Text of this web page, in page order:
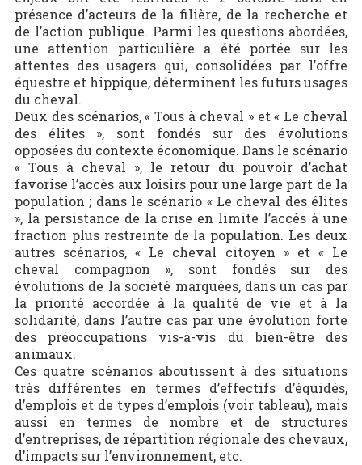
présence d’acteurs de la filière, de la recherche et
de l’action publique. Parmi les questions abordées,
une attention particulière a été portée sur les
attentes des usagers qui, consolidées par l’offre
équestre et hippique, déterminent les futurs usages
du cheval.
Deux des scénarios, « Tous à cheval » et « Le cheval
des élites », sont fondés sur des évolutions
opposées du contexte économique. Dans le scénario
« Tous à cheval », le retour du pouvoir d’achat
favorise l’accès aux loisirs pour une large part de la
population ; dans le scénario « Le cheval des élites
», la persistance de la crise en limite l’accès à une
fraction plus restreinte de la population. Les deux
autres scénarios, « Le cheval citoyen » et « Le
cheval compagnon », sont fondés sur des
évolutions de la société marquées, dans un cas par
la priorité accordée à la qualité de vie et à la
solidarité, dans l’autre cas par une évolution forte
des préoccupations vis-à-vis du bien-être des
animaux.
Ces quatre scénarios aboutissent à des situations
très différentes en termes d’effectifs d’équidés,
d’emplois et de types d’emplois (voir tableau), mais
aussi en termes de nombre et de structures
d’entreprises, de répartition régionale des chevaux,
d’impacts sur l’environnement, etc.